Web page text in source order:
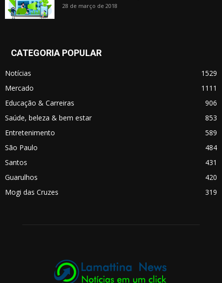
28 de março de 2018
CATEGORIA POPULAR
Notícias
1529
Mercado
1111
Educação & Carreiras
906
Saúde, beleza & bem estar
853
Entretenimento
589
São Paulo
484
Santos
431
Guarulhos
420
Mogi das Cruzes
319